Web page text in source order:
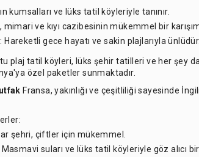
kumsalları ve lüks tatil köyleriyle tanınır.
ve kıyı cazibesinin mükemmel bir
Hareketli gece hayatı ve sakin plajlarıyla ünlüdür.
plaj tatil köyleri, lüks şehir tatilleri ve her şey
özel paketler sunmaktadır.
Fransa, yakınlığı ve çeşitliliği sayesinde
şehri, çiftler için mükemmel.
Masmavi suları ve lüks tatil köyleriyle göz alıcı bir